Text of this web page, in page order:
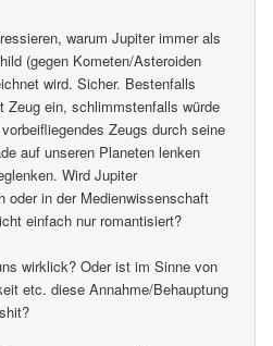
warum Jupiter immer als
(gegen Kometen/Asteroiden
wird. Sicher. Bestenfalls
Zeug ein, schlimmstenfalls würde
Zeugs durch seine
auf unseren Planeten lenken
Wird Jupiter
oder in der Medienwissenschaft
einfach nur romantisiert?
wirklick? Oder ist im Sinne von
etc. diese Annahme/Behauptung